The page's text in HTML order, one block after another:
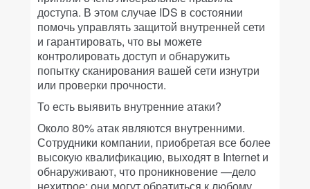
доступа. В этом случае IDS в состоянии
помочь управлять защитой внутренней сети
и гарантировать, что вы можете
контролировать доступ и обнаружить
попытку сканирования вашей сети изнутри
или проверки прочности.
То есть выявить внутренние атаки?
Около 80% атак являются внутренними.
Сотрудники компании, приобретая все более
высокую квалификацию, выходят в Internet и
обнаруживают, что проникновение —дело